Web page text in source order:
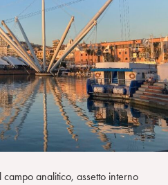
analitico, assetto interno